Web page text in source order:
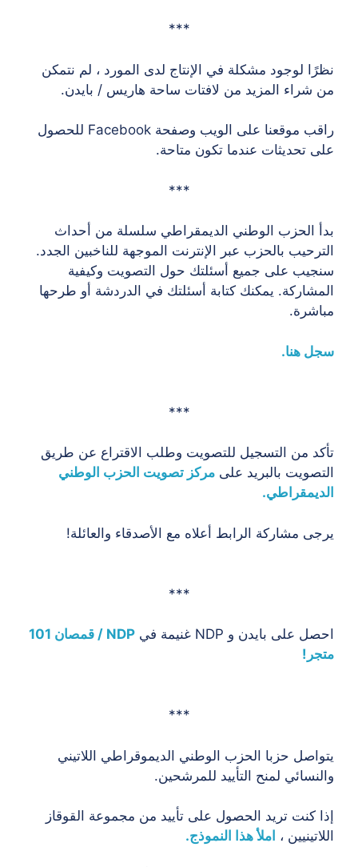
***
نظرًا لوجود مشكلة في الإنتاج لدى المورد ، لم نتمكن
من شراء المزيد من لافتات ساحة هاريس / بايدن.
راقب موقعنا على الويب وصفحة Facebook للحصول
على تحديثات عندما تكون متاحة.
***
بدأ الحزب الوطني الديمقراطي سلسلة من أحداث
الترحيب بالحزب عبر الإنترنت الموجهة للناخبين الجدد.
سنجيب على جميع أسئلتك حول التصويت وكيفية
المشاركة. يمكنك كتابة أسئلتك في الدردشة أو طرحها
مباشرة.
سجل هنا.
***
تأكد من التسجيل للتصويت وطلب الاقتراع عن طريق
التصويت بالبريد على مركز تصويت الحزب الوطني
الديمقراطي.
يرجى مشاركة الرابط أعلاه مع الأصدقاء والعائلة!
***
احصل على بايدن و NDP غنيمة في
NDP / قمصان 101
متجر!
***
يتواصل حزبا الحزب الوطني الديموقراطي اللاتيني
والنسائي لمنح التأييد للمرشحين.
إذا كنت تريد الحصول على تأييد من مجموعة القوقاز
اللاتينيين ، املأ هذا النموذج.